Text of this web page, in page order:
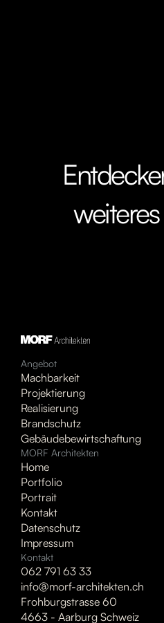
Angebot
Machbarkeit
Projektierung
Realisierung
Brandschutz
Gebäudebewirtschaftung
MORF Architekten
Home
Portfolio
Portrait
Kontakt
Datenschutz
Impressum
Kontakt
062 791 63 33
info@morf-architekten.ch
Frohburgstrasse 60
4663 - Aarburg Schweiz